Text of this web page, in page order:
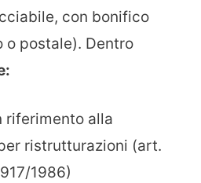
con bonifico
o postale). Dentro
riferimento alla
ristrutturazioni (art.
1986)